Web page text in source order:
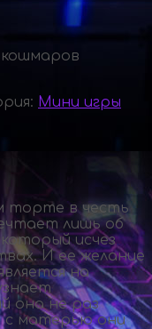
Мини игры
торте в честь
лишь об
исчез
И ее желание
на
она не раз
с матерью они